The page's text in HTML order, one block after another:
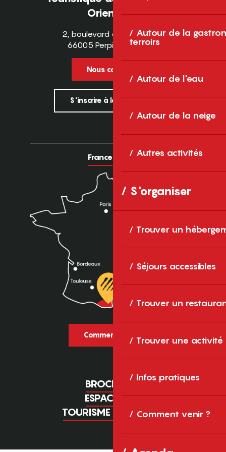
Autour de la
terroirs
Autour de l'eau
Autour de la neige
Autres activités
S'organiser
Trouver un
Séjours accessibles
Trouver un
Trouver une activité
Infos pratiques
Comment venir ?
Orientales
2, boulevard des Pyrénées
66005 Perpignan Cedex
Nous contacter
S'inscrire à la newsletter
France Europe
Comment venir ?
BROCHURES
ESPACE PRO
TOURISME D'AFFAIRES